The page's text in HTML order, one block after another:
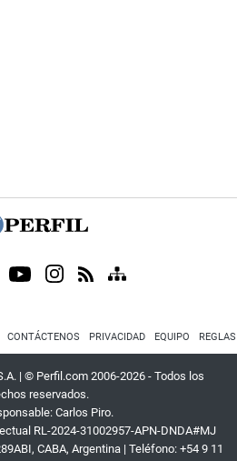
CONTÁCTENOS PRIVACIDAD EQUIPO
| © Perfil.com 2006-2026 - Todos los
reservados.
Carlos Piro.
RL-2024-31002957-APN-DNDA#MJ
, CABA, Argentina | Teléfono: +54 9 11